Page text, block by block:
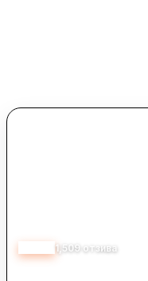
1,509 отзива